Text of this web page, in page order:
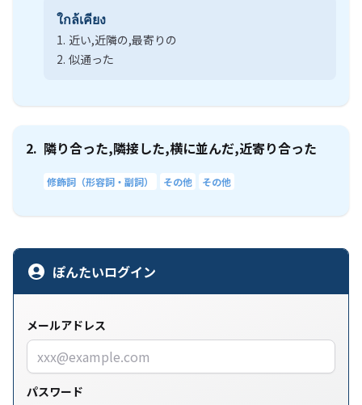
ใกล้เคียง
1. 近い,近隣の,最寄りの
2. 似通った
2. 隣り合った,隣接した,横に並んだ,近寄り合った
修飾詞（形容詞・副詞） その他 その他
ぽんたいログイン
メールアドレス
パスワード